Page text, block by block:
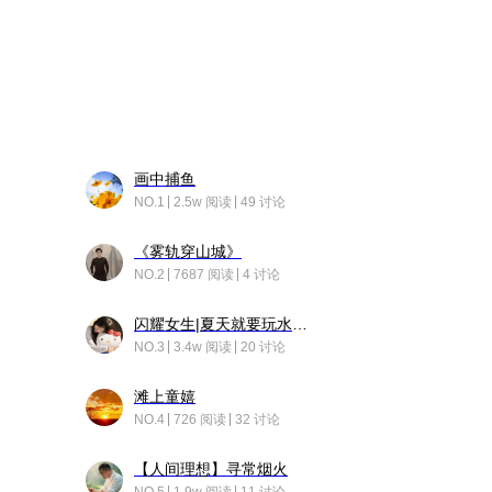
画中捕鱼
NO.1 2.5w 阅读 49 讨论
《雾轨穿山城》
NO.2 7687 阅读 4 讨论
NO.3 3.4w 阅读 20 讨论
滩上童嬉
NO.4 726 阅读 32 讨论
【人间理想】寻常烟火